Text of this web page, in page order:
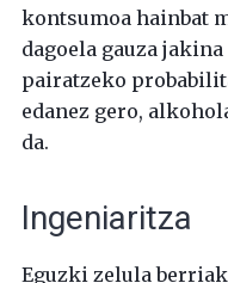
kontsumoa hainbat
dagoela gauza
pairatzeko
edanez gero,
da.
Ingeniaritza
Eguzki zelula